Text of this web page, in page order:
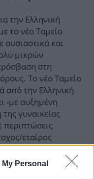
Personal
την Ελληνική
το νέο Ταμείο
και
μικρών
στη
Το νέο Ταμείο
από την Ελληνική
-με αυξημένη
γυναικείας
περιπτώσεις
εταίρος
και η
Υπογραμμίζεται